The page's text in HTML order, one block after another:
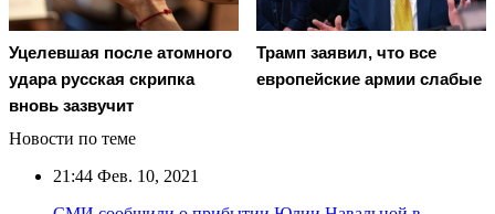
Уцелевшая после атомного
удара русская скрипка
вновь зазвучит
Трамп заявил, что все
европейские армии слабые
Новости по теме
21:44 Фев. 10, 2021